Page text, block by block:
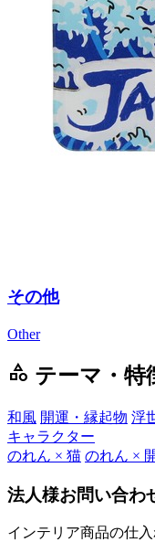
その他
Other
category テーマ・特
和風 開運・縁起物 浮
キャラクター
のれん × 猫 のれん ×
法人様お問い合わ
インテリア商品の仕入